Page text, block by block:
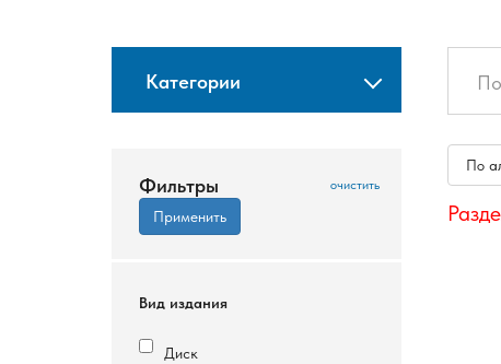
Категории
Фильтры
Вид издания
Диск
По